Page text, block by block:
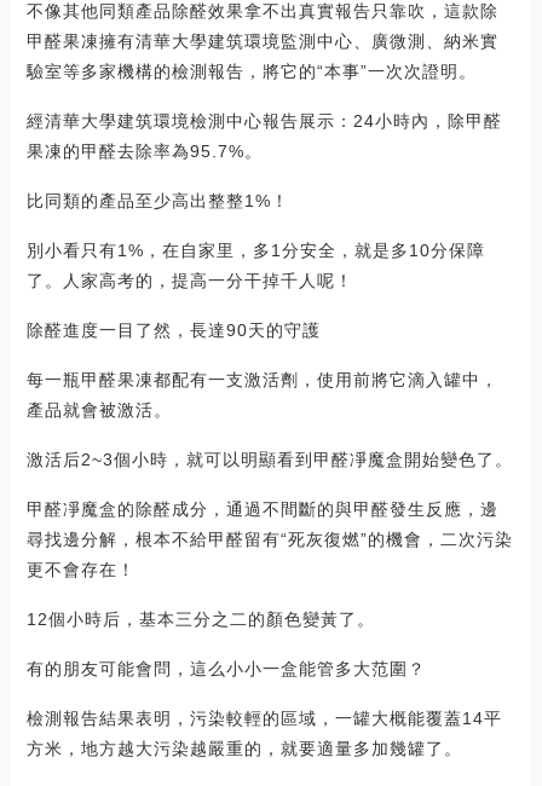
不像其他同類產品除醛效果拿不出真實報告只靠吹，這款除
甲醛果凍擁有清華大學建筑環境監測中心、廣微測、納米實
驗室等多家機構的檢測報告，將它的“本事”一次次證明。
經清華大學建筑環境檢測中心報告展示：24小時內，除甲醛
果凍的甲醛去除率為95.7%。
比同類的產品至少高出整整1%！
別小看只有1%，在自家里，多1分安全，就是多10分保障
了。人家高考的，提高一分干掉千人呢！
除醛進度一目了然，長達90天的守護
每一瓶甲醛果凍都配有一支激活劑，使用前將它滴入罐中，
產品就會被激活。
激活后2~3個小時，就可以明顯看到甲醛凈魔盒開始變色了。
甲醛凈魔盒的除醛成分，通過不間斷的與甲醛發生反應，邊
尋找邊分解，根本不給甲醛留有“死灰復燃”的機會，二次污染
更不會存在！
12個小時后，基本三分之二的顏色變黃了。
有的朋友可能會問，這么小小一盒能管多大范圍？
檢測報告結果表明，污染較輕的區域，一罐大概能覆蓋14平
方米，地方越大污染越嚴重的，就要適量多加幾罐了。